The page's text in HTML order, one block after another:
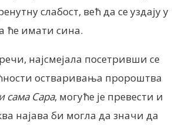
слабост, већ да се уздају у
ће имати сина.
најсмејала посетривши се
остваривања пророштва
сама Сара, могуће је превести и
најава би могла да значи да